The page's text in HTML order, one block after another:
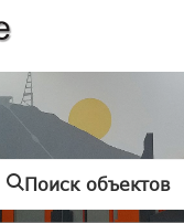
Поиск объектов